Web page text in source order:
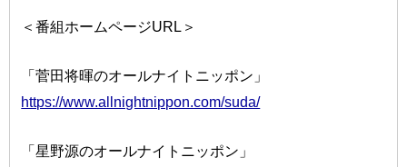
＜番組ホームページURL＞
「菅田将暉のオールナイトニッポン」
https://www.allnightnippon.com/suda/
「星野源のオールナイトニッポン」